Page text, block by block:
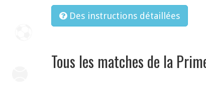
Des instructions détaillées
Tous les matches de la